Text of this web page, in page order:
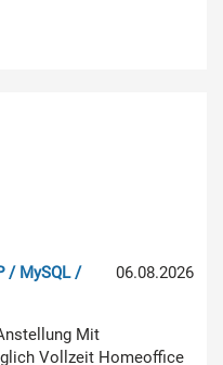
06.08.2026
/ MySQL /
Mit
Vollzeit Homeoffice